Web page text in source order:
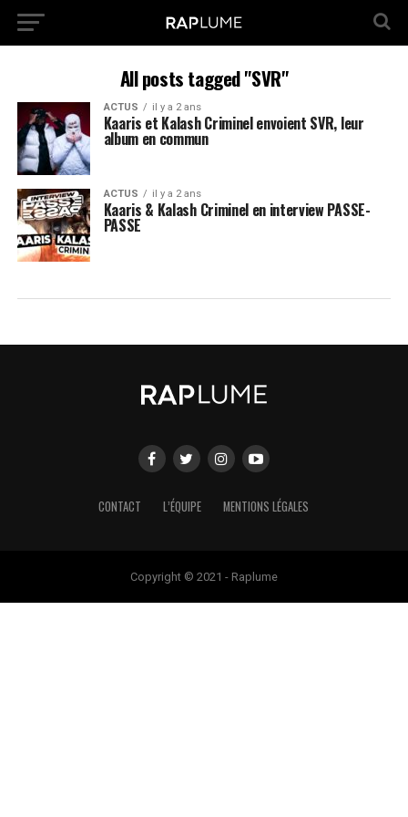
All posts tagged "SVR"
ACTUS il y a 2 ans
Kaaris et Kalash Criminel envoient SVR, leur
album en commun
ACTUS il y a 2 ans
Kaaris & Kalash Criminel en interview PASSE-
PASSE
CONTACT L’ÉQUIPE MENTIONS LÉGALES
Copyright © 2021 - Raplume